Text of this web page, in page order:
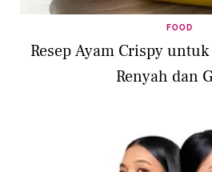
FOOD
Resep Ayam Crispy
Renyah dan